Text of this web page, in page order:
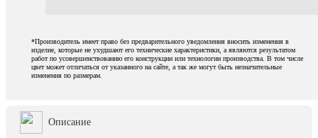
*Производитель имеет право без предварительного уведомления вносить изменения в
изделие, которые не ухудшают его технические характеристики, а являются результатом
работ по усовершенствованию его конструкции или технологии производства. В том числе
цвет может отличаться от указанного на сайте, а так же могут быть незначительные
изменения по размерам.
Описание